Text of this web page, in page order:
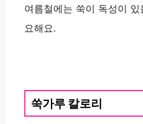
여름철에는 쑥이 독성이
요해요.
쑥가루 칼로리